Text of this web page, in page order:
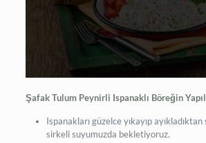
Şafak Tulum Peynirli Ispanaklı Böreğin
Ispanakları güzelce yıkayıp
sirkeli suyumuzda bekletiyoruz.